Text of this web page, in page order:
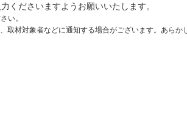
くださいますようお願いいたします。
い。
材対象者などに通知する場合がございます。あらか